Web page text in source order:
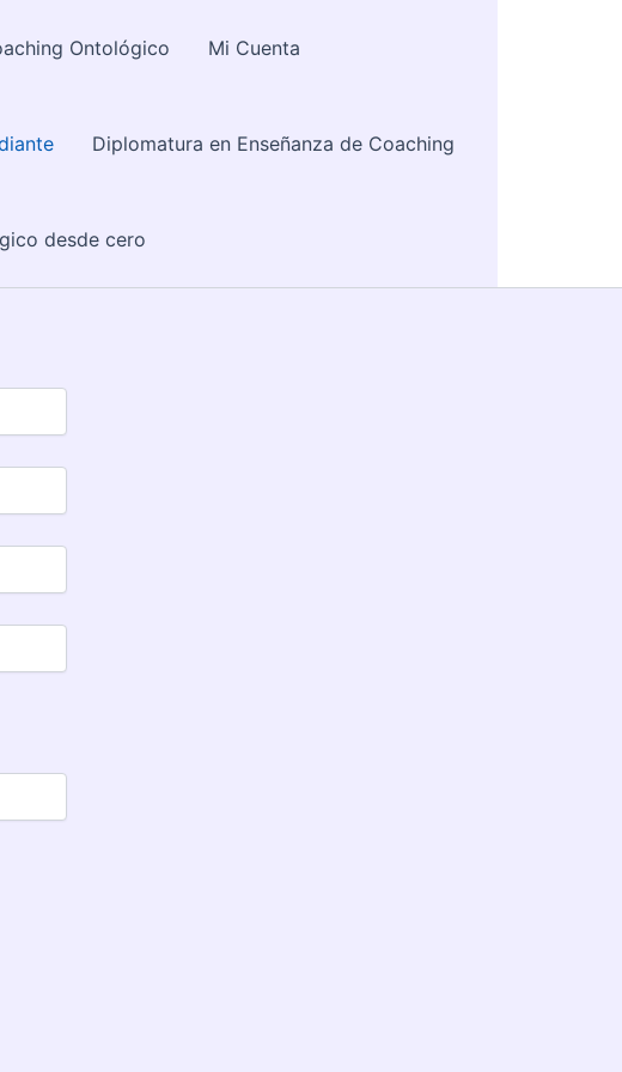
Ontológico Mi Cuenta
Diplomatura en Enseñanza de Coaching
desde cero